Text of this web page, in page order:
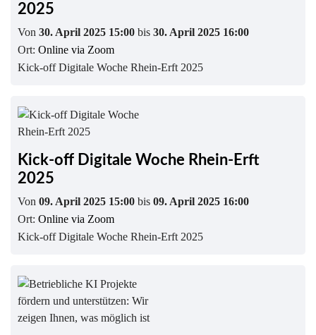
2025
Von 30. April 2025 15:00 bis 30. April 2025 16:00
Ort: Online via Zoom
Kick-off Digitale Woche Rhein-Erft 2025
Kick-off Digitale Woche Rhein-Erft
2025
Von 09. April 2025 15:00 bis 09. April 2025 16:00
Ort: Online via Zoom
Kick-off Digitale Woche Rhein-Erft 2025